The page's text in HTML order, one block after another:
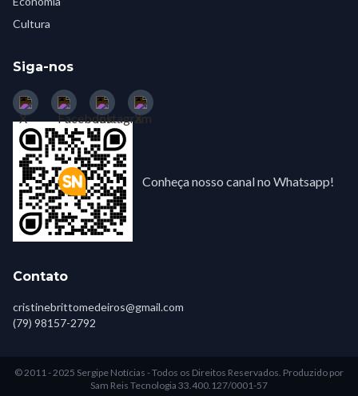
Cultura
Siga-nos
Conheça nosso canal no Whatsapp!
Contato
cristinebrittomedeiros@gmail.com
(79) 98157-2792
© 2011 - 2025 Sergipe Notícias - Todos os Direitos Reservados. Produzido por
Sam Reis Tecnologia 33.400.127/0001-57